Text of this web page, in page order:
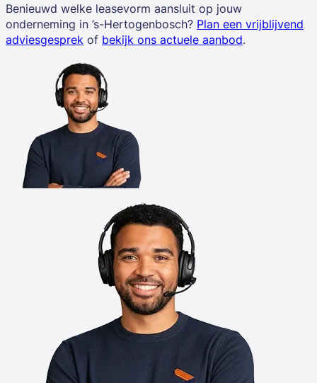
Benieuwd welke leasevorm aansluit op jouw
onderneming in ’s-Hertogenbosch? Plan een vrijblijvend
adviesgesprek of bekijk ons actuele aanbod.